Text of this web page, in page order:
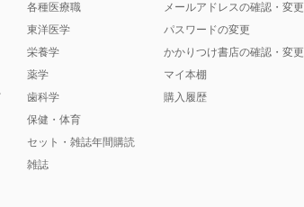
各種医療職
東洋医学
栄養学
薬学
歯科学
保健・体育
セット・雑誌年間購読
雑誌
メールアドレスの確認・変更
パスワードの変更
かかりつけ書店の確認・変更
マイ本棚
購入履歴